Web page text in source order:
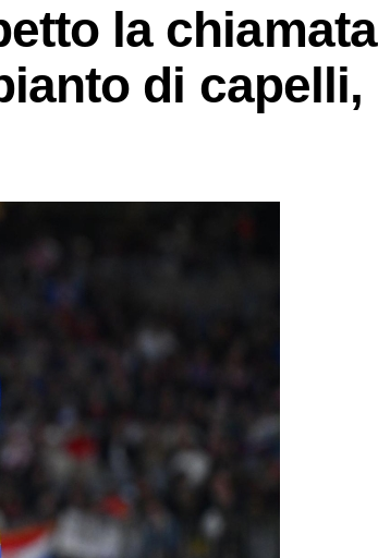
la chiamata
di capelli,